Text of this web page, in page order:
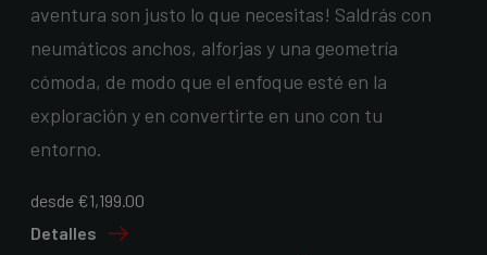
aventura son justo lo que necesitas! Saldrás con
neumáticos anchos, alforjas y una geometría
cómoda, de modo que el enfoque esté en la
exploración y en convertirte en uno con tu
entorno.
desde €1,199.00
Detalles